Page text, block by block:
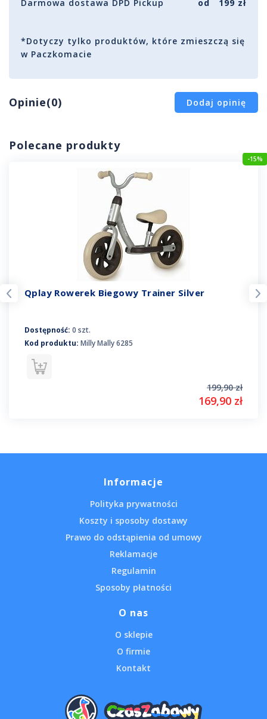
Darmowa dostawa DPD Pickup
od 199 zł
*Dotyczy tylko produktów, które zmieszczą się
w Paczkomacie
Opinie(0) Dodaj opinię
Polecane produkty
-15%
Qplay Rowerek Biegowy Trainer Silver
Dostępność: 0 szt.
Kod produktu: Milly Mally 6285
199,90 zł
169,90 zł
Informacje
Polityka prywatności
Koszty i sposoby dostawy
Prawo do odstąpienia od umowy
Reklamacje
Regulamin
Sposoby płatności
O nas
O sklepie
O firmie
Kontakt